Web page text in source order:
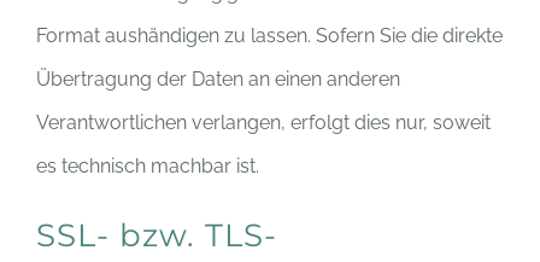
Format aushändigen zu lassen. Sofern Sie die direkte
Übertragung der Daten an einen anderen
Verantwortlichen verlangen, erfolgt dies nur, soweit
es technisch machbar ist.
SSL- bzw. TLS-